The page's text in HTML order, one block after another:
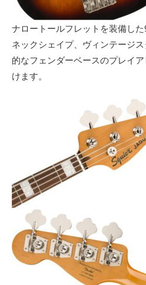
ナロートールフレットを装備し
ネックシェイプ、ヴィンテージ
的なフェンダーベースのプレイ
けます。